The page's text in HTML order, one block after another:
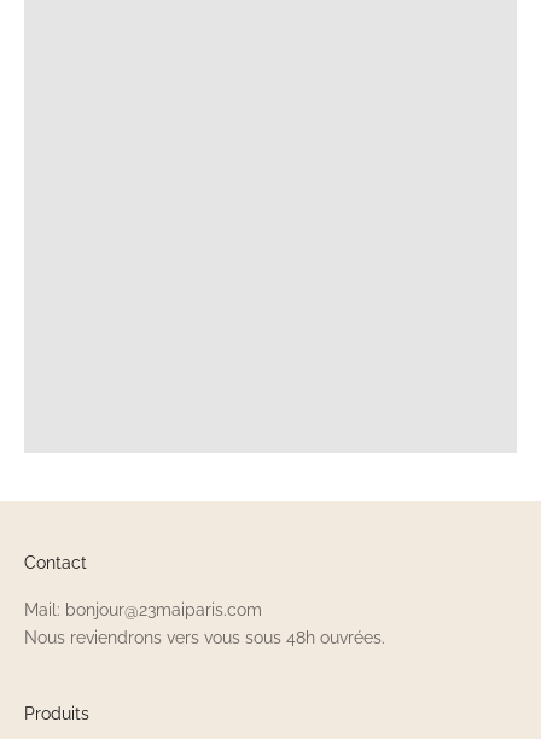
Contact
Mail: bonjour@23maiparis.com
Nous reviendrons vers vous sous 48h ouvrées.
Produits